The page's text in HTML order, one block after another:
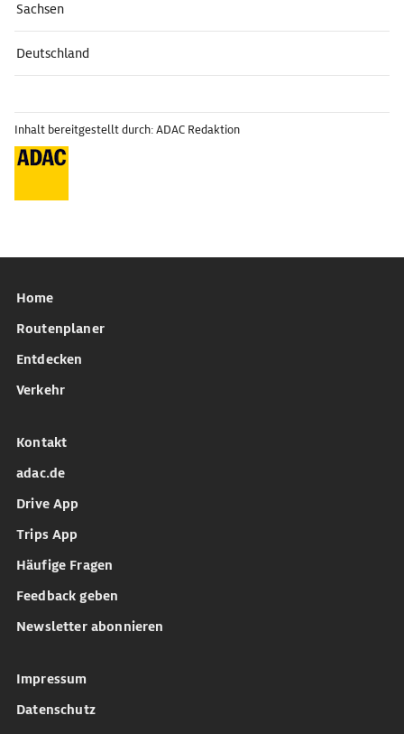
Sachsen
Deutschland
Inhalt bereitgestellt durch: ADAC Redaktion
Home
Routenplaner
Entdecken
Verkehr
Kontakt
adac.de
Drive App
Trips App
Häufige Fragen
Feedback geben
Newsletter abonnieren
Impressum
Datenschutz